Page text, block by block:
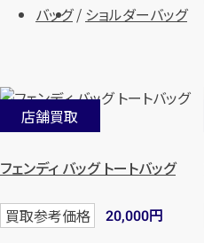
バッグ ショルダーバッグ
店舗買取
フェンディ バッグ トートバッグ
買取参考価格 20,000円